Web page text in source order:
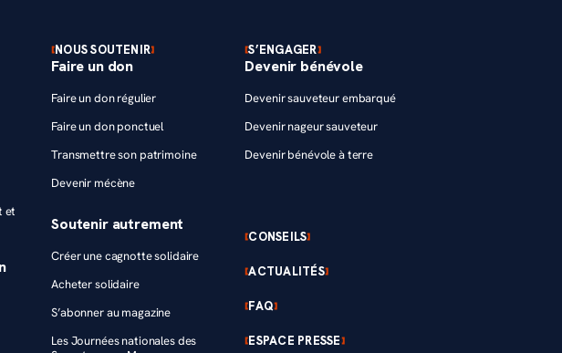
et
NOUS SOUTENIR
Faire un don
Faire un don régulier
Faire un don ponctuel
Transmettre son patrimoine
Devenir mécène
Soutenir autrement
Créer une cagnotte solidaire
Acheter solidaire
S’abonner au magazine
Les Journées nationales des
S’ENGAGER
Devenir bénévole
Devenir sauveteur embarqué
Devenir nageur sauveteur
Devenir bénévole à terre
CONSEILS
ACTUALITÉS
FAQ
ESPACE PRESSE